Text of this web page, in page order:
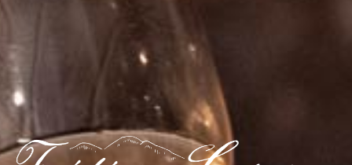
PRÉSENTATION
La meilleure parcelle de chez mon copain
Raymond ...Pour le citer : « celle qui donne des
vins qui ont du fond! »